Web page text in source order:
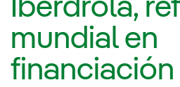
Iberdrola,
mundial en
financiación